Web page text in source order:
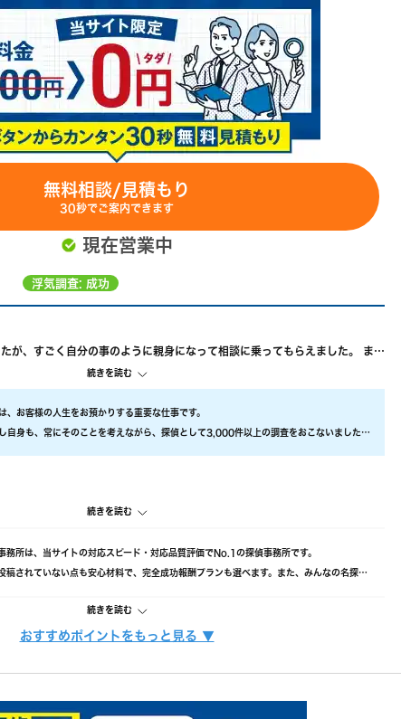
無料相談/見積もり
30秒でご案内できます
現在営業中
浮気調査: 成功
が、すごく自分の事のように親身になって相談に乗ってもらえました。 ま
あり、自分のことを攻めていると、もっと自信を持ちなさいと励ましてもら
でしたが、場所が違っていたようで、必死に探してくれたと伺っておりま
に調査員の方々に感謝しかありません。
したが、時間表示が間違っていました。(ただ、写真の時間が載っているの
らく、早急に届けたいと思ってくれたのかなと思います。
続きを読む
、お客様の人生をお預かりする重要な仕事です。
自身も、常にそのことを考えながら、探偵として3,000件以上の調査をおこないました。
客様ひとりひとりに合った調査プランを立てるには、カウンセラーも必要不可欠です。
、経歴10年以上のベテランカウンセラーが多数在籍しています。
らも、お客様が「そよかぜ」 のような穏やかな日常をとりもどせるように、誠実に調査い
続きを読む
務所は、当サイトの対応スピード・対応品質評価でNo.1の探偵事務所です。
稿されていない点も安心材料で、完全成功報酬プランも選べます。また、みんなの名探偵
続きを読む
た最適なプランを、オーダーメイドで提案します。
おすすめポイントをもっと見る ▼